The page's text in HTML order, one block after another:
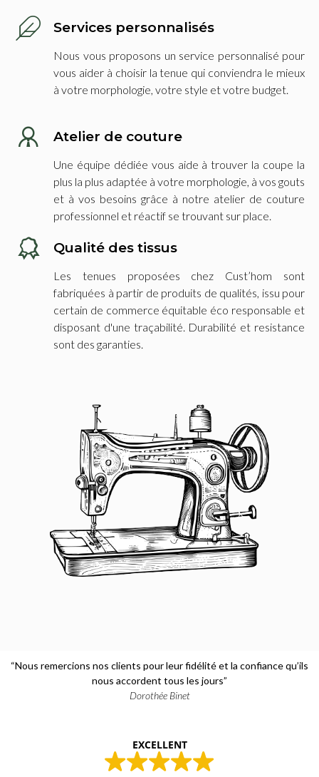
Services personnalisés
Nous vous proposons un service personnalisé pour
vous aider à choisir la tenue qui conviendra le mieux
à votre morphologie, votre style et votre budget.
Atelier de couture
Une équipe dédiée vous aide à trouver la coupe la
plus la plus adaptée à votre morphologie, à vos gouts
et à vos besoins grâce à notre atelier de couture
professionnel et réactif se trouvant sur place.
Qualité des tissus
Les tenues proposées chez Cust’hom sont
fabriquées à partir de produits de qualités, issu pour
certain de commerce équitable éco responsable et
disposant d'une traçabilité. Durabilité et resistance
sont des garanties.
“Nous remercions nos clients pour leur fidélité et la confiance qu’ils
nous accordent tous les jours”
Dorothée Binet
EXCELLENT